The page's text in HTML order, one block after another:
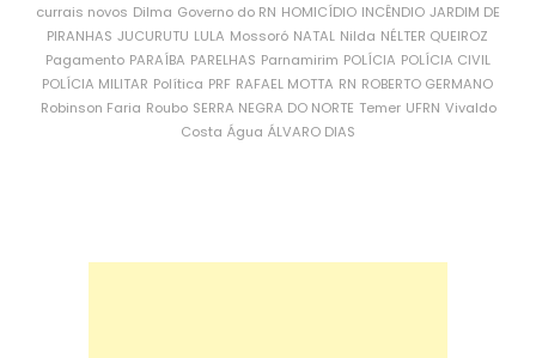
currais novos Dilma Governo do RN HOMICÍDIO INCÊNDIO JARDIM DE
PIRANHAS JUCURUTU LULA Mossoró NATAL Nilda NÉLTER QUEIROZ
Pagamento PARAÍBA PARELHAS Parnamirim POLÍCIA POLÍCIA CIVIL
POLÍCIA MILITAR Política PRF RAFAEL MOTTA RN ROBERTO GERMANO
Robinson Faria Roubo SERRA NEGRA DO NORTE Temer UFRN Vivaldo
Costa Água ÁLVARO DIAS